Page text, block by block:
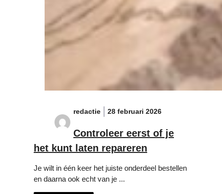
redactie 28 februari 2026
Controleer eerst of je
het kunt laten repareren
Je wilt in één keer het juiste onderdeel bestellen
en daarna ook echt van je ...